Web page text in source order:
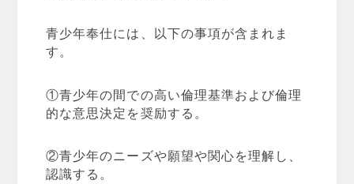
青少年奉仕には、以下の事項が含まれま
す。
①青少年の間での高い倫理基準および倫理
的な意思決定を奨励する。
②青少年のニーズや願望や関心を理解し、
認識する。